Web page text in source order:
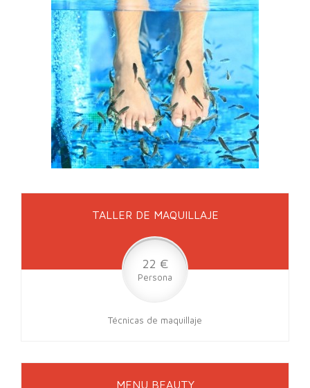
TALLER DE MAQUILLAJE
22 €
Persona
Técnicas de maquillaje
MENU BEAUTY